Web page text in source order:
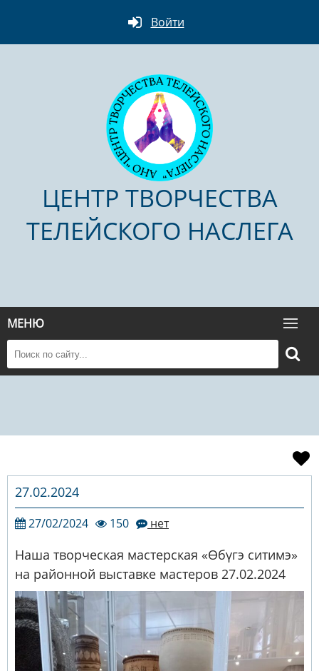
Войти
ЦЕНТР ТВОРЧЕСТВА
ТЕЛЕЙСКОГО НАСЛЕГА
МЕНЮ
27.02.2024
27/02/2024 150 нет
Наша творческая мастерская «Өбүгэ ситимэ»
на районной выставке мастеров 27.02.2024